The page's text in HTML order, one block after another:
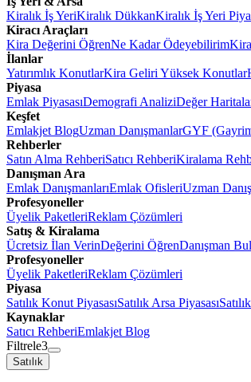
Kiralık İş YeriKiralık DükkanKiralık İş Yeri
Kiracı Araçları
Kira Değerini ÖğrenNe Kadar Ödeyebilirim
İlanlar
Yatırımlık KonutlarKira Geliri Yüksek Konutlar
Piyasa
Emlak PiyasasıDemografi AnaliziDeğer
Keşfet
Emlakjet BlogUzman DanışmanlarGYF
Rehberler
Satın Alma RehberiSatıcı RehberiKiralama
Danışman Ara
Emlak DanışmanlarıEmlak OfisleriUzman
Profesyoneller
Üyelik PaketleriReklam Çözümleri
Satış & Kiralama
Ücretsiz İlan VerinDeğerini ÖğrenDanışman Bul
Profesyoneller
Üyelik PaketleriReklam Çözümleri
Piyasa
Satılık Konut PiyasasıSatılık Arsa Piyasası
Kaynaklar
Satıcı RehberiEmlakjet Blog
Filtrele3
Satılık